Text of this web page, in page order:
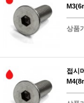
상품
접시